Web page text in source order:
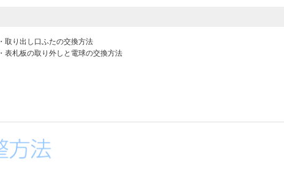
・取り出し口ふたの交換方法
・表札板の取り外しと電球の交換方法